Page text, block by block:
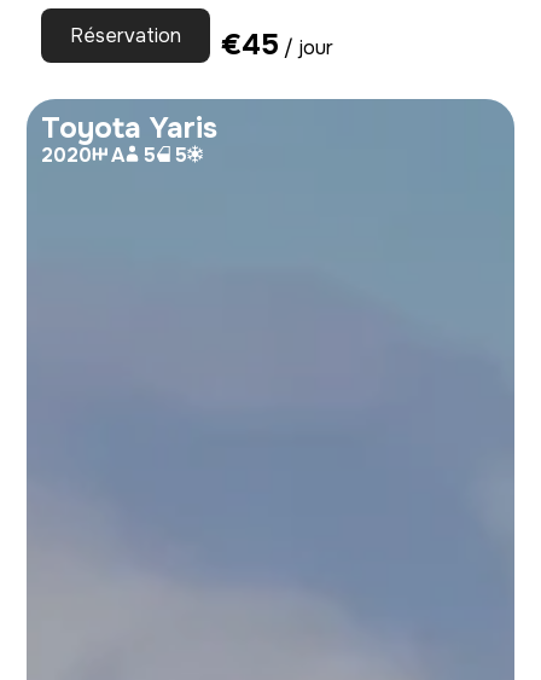
Réservation €45 / jour
Toyota Yaris
2020 A 5 5